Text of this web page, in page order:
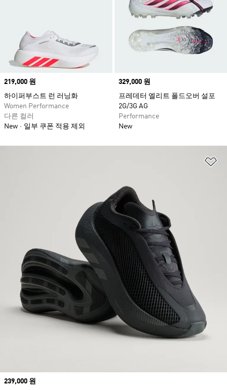
Price
219,000 원
하이퍼부스트 런 러닝화
Women Performance
다른 컬러
New
일부 쿠폰 적용 제외
Price
329,000 원
프레데터 엘리트 폴드오버 설포
2G/3G AG
Performance
New
Price
239,000 원